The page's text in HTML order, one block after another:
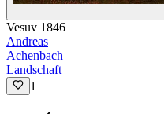
Vesuv 1846
Andreas
Achenbach
Landschaft
1